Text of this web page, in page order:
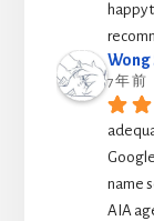
happy
Wong
7 年 前
name
AIA